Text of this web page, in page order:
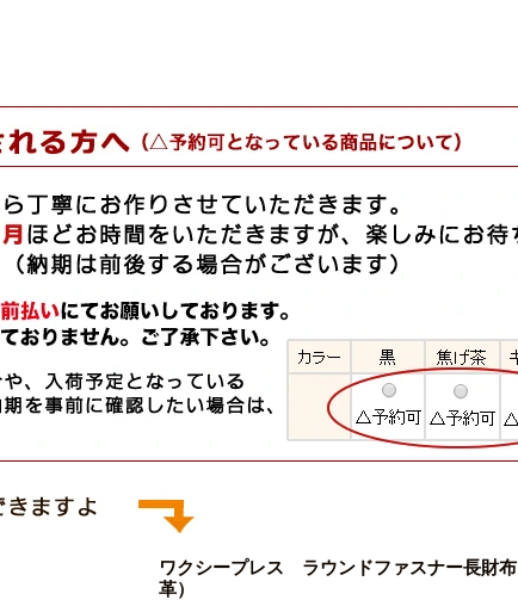
ワクシープレス ラウンドファスナー長財
革）